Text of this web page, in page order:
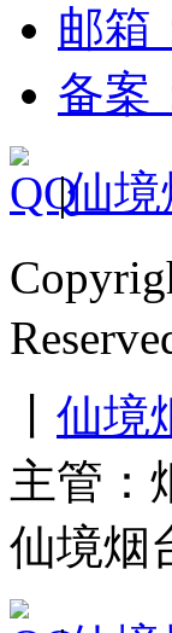
邮箱
备案
|仙境
仙境
主管：
仙境烟